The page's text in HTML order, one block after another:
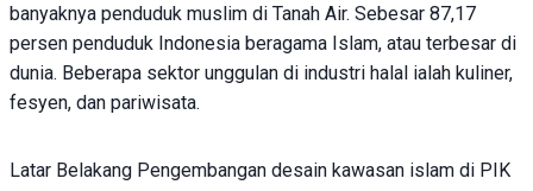
banyaknya penduduk muslim di Tanah Air. Sebesar 87,17
persen penduduk Indonesia beragama Islam, atau terbesar di
dunia. Beberapa sektor unggulan di industri halal ialah kuliner,
fesyen, dan pariwisata.
Latar Belakang Pengembangan desain kawasan islam di PIK